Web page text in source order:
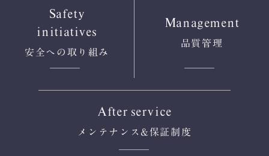
Safety
initiatives
安全への 取り組み
Management
品質管理
After service
メンテナンス &保証制度